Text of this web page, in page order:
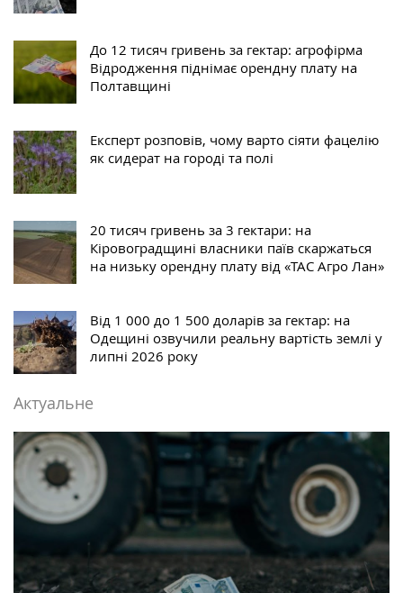
До 12 тисяч гривень за гектар: агрофірма
Відродження піднімає орендну плату на
Полтавщині
Експерт розповів, чому варто сіяти фацелію
як сидерат на городі та полі
20 тисяч гривень за 3 гектари: на
Кіровоградщині власники паїв скаржаться
на низьку орендну плату від «ТАС Агро Лан»
Від 1 000 до 1 500 доларів за гектар: на
Одещині озвучили реальну вартість землі у
липні 2026 року
Актуальне